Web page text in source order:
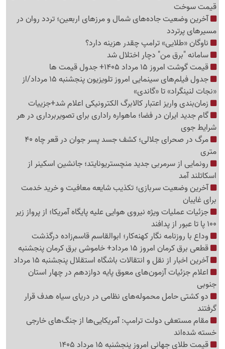
قیمت سوخت
آخرین وضعیت جاده‌های شمال و مرزهای اربعین؛ تردد روان در
مسیرهای پرتردد
ناوگان «طلایی» ترامپ چقدر هزینه دارد؟
سامانه "برق من" دچار اختلال شد
قیمت گوشت امروز 15 مرداد 1405+ جدول قیمت ها
جدول فیلم‌های سینمایی امروز تلویزیون پنجشنبه 15 مرداد/از
«نجات لنینگراد» تا «گاندی»
زمان‌بندی واریز اعتبار کالابرگ الکترونیکی اعلام شد+جزییات
گام جدید ایران در فضا؛ ماهواره راداری برای تصویربرداری در هر
شرایط جوی
مرگ در صحرای جلالی؛ کشف جسد پسر جوان در قعر چاه 40
متری
رونمایی از سرمربی جدید منچستریونایتد؛ جانشین اسکینر از
اسکاتلند آمد
آخرین وضعیت سربازی؛ تکذیب شایعه معافیت و خرید خدمت
برای غایبان
جزئیات عملیات ویژه نیروی هوایی علیه پایگاه آمریکا؛ از پرواز زیر
100 پا تا عبور از پدافند
وداع با روزنامه نگار کهنه‌کار؛ ابوالقاسم قاسم‌زاده درگذشت
قطعی برق کرمان امروز 15 مرداد+ خاموشی برق کرمان پنجشنبه
آخرین اخبار از نقل و انتقالات باشگاه استقلال پنجشنبه 15 مرداد
اعلام جزئیات آزمون‌های معوق پایه دوازدهم در چهار استان
جنوبی
دو کشتی حامل محموله‌های نظامی در دریای سیاه هدف قرار
گرفتند
مقام مستعفی دولت ترامپ: آمریکایی‌ها از جنگ‌های خارجی
خسته شده‌اند
قیمت طلای جهانی امروز پنجشنبه 15 مرداد 1405